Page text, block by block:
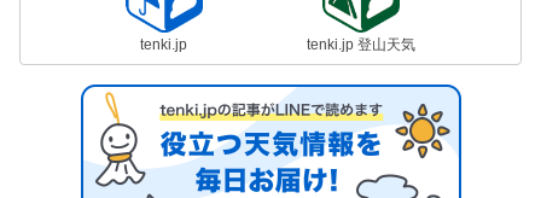
tenki.jp tenki.jp 登山天気